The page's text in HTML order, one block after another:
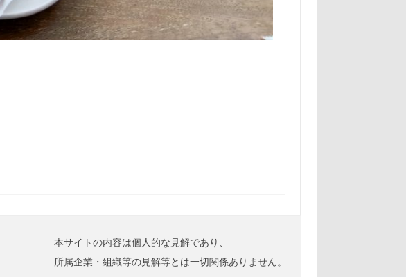
本サイトの内容は個人的な見解であり、
所属企業・組織等の見解等とは一切関係ありません。